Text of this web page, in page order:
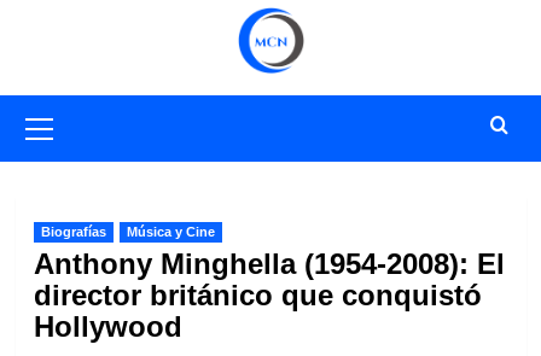
primario
Biografías Música y Cine
Anthony Minghella (1954-2008): El
director británico que conquistó
Hollywood